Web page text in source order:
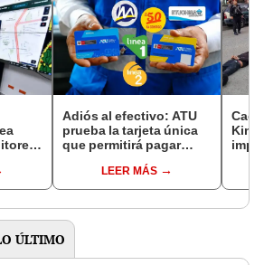
Adiós al efectivo: ATU
prueba la tarjeta única
que permitirá pagar
50, Nueva América,
Metropolitano y Metro
LEER MÁS
ÚLTIMO